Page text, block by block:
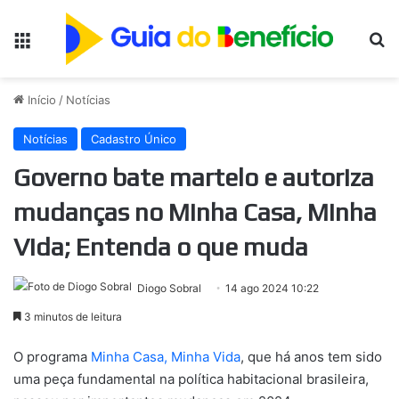
Início / Notícias
Notícias Cadastro Único
Governo bate martelo e autoriza
mudanças no Minha Casa, Minha
Vida; Entenda o que muda
Diogo Sobral 14 ago 2024 10:22
3 minutos de leitura
O programa Minha Casa, Minha Vida, que há anos tem sido
uma peça fundamental na política habitacional brasileira,